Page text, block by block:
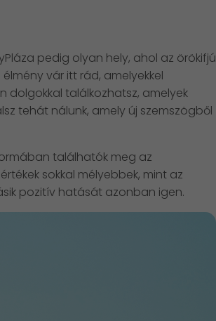
pedig olyan hely, ahol az örökifjú
vár itt rád, amelyekkel
dolgokkal találkozhatsz, amelyek
tehát nálunk, amely új szemszögből
találhatók meg az
sokkal mélyebbek, mint az
pozitív hatását azonban igen.